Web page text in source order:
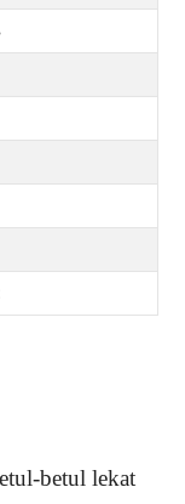
betul lekat